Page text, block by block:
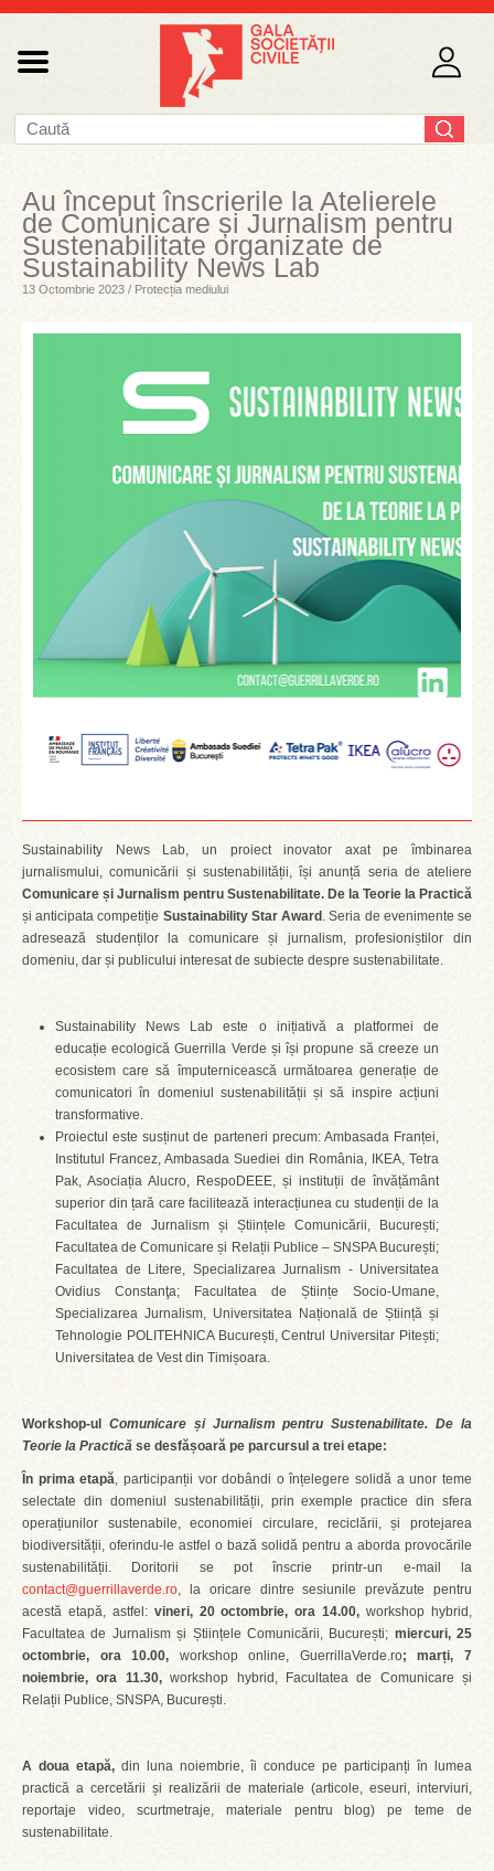
Au început înscrierile la Atelierele
de Comunicare și Jurnalism pentru
Sustenabilitate organizate de
Sustainability News Lab
13 Octombrie 2023 / Protecția mediului
Sustainability News Lab, un proiect inovator axat pe îmbinarea
jurnalismului, comunicării și sustenabilității, își anunță seria de ateliere
Comunicare și Jurnalism pentru Sustenabilitate. De la Teorie la Practică
și anticipata competiție Sustainability Star Award . Seria de evenimente se
adresează studenților la comunicare și jurnalism, profesioniștilor din
domeniu, dar și publicului interesat de subiecte despre sustenabilitate.
Sustainability News Lab este o inițiativă a platformei de
educație ecologică Guerrilla Verde și își propune să creeze un
ecosistem care să împuternicească următoarea generație de
comunicatori în domeniul sustenabilității și să inspire acțiuni
transformative.
Proiectul este susținut de parteneri precum: Ambasada Franței,
Institutul Francez, Ambasada Suediei din România, IKEA, Tetra
Pak, Asociația Alucro, RespoDEEE, și instituții de învățământ
superior din țară care facilitează interacțiunea cu studenții de la
Facultatea de Jurnalism și Științele Comunicării, București;
Facultatea de Comunicare și Relații Publice – SNSPA București;
Facultatea de Litere, Specializarea Jurnalism - Universitatea
Ovidius Constanţa; Facultatea de Științe Socio-Umane,
Specializarea Jurnalism, Universitatea Națională de Știință și
Tehnologie POLITEHNICA București, Centrul Universitar Pitești;
Universitatea de Vest din Timișoara.
Workshop-ul Comunicare și Jurnalism pentru Sustenabilitate. De la
Teorie la Practică se desfășoară pe parcursul a trei etape:
În prima etapă, participanții vor dobândi o înțelegere solidă a unor teme
selectate din domeniul sustenabilității, prin exemple practice din sfera
operațiunilor sustenabile, economiei circulare, reciclării, și protejarea
biodiversității, oferindu-le astfel o bază solidă pentru a aborda provocările
sustenabilității. Doritorii se pot înscrie printr-un e-mail la
contact@guerrillaverde.ro, la oricare dintre sesiunile prevăzute pentru
acestă etapă, astfel: vineri, 20 octombrie, ora 14.00,workshop hybrid,
Facultatea de Jurnalism și Științele Comunicării, București; miercuri, 25
octombrie, ora 10.00, workshop online, GuerrillaVerde.ro; marți, 7
noiembrie, ora 11.30,workshop hybrid, Facultatea de Comunicare și
Relații Publice, SNSPA, București.
A doua etapă, din luna noiembrie, îi conduce pe participanți în lumea
practică a cercetării și realizării de materiale (articole, eseuri, interviuri,
reportaje video, scurtmetraje, materiale pentru blog) pe teme de
sustenabilitate.